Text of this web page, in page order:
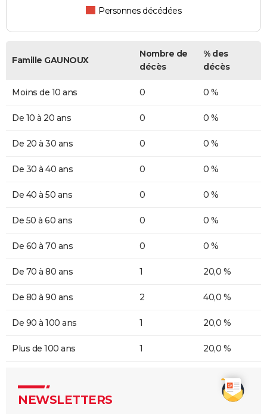
Personnes décédées
Famille GAUNOUX
Nombre de
décès
% des
décès
Moins de 10 ans 0 0 %
De 10 à 20 ans 0 0 %
De 20 à 30 ans 0 0 %
De 30 à 40 ans 0 0 %
De 40 à 50 ans 0 0 %
De 50 à 60 ans 0 0 %
De 60 à 70 ans 0 0 %
De 70 à 80 ans 1 20,0 %
De 80 à 90 ans 2 40,0 %
De 90 à 100 ans 1 20,0 %
Plus de 100 ans 1 20,0 %
NEWSLETTERS